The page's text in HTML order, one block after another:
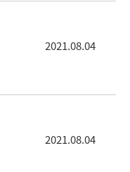
2021.08.04
2021.08.04